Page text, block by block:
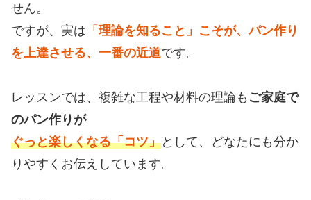
せん。
ですが、実は 「 理論を知ること」こそが、パン作り
を上達させる、一番の近道です。
レッスンでは、複雑な工程や材料の理論も ご家庭で
のパン作りが
ぐっと楽しくなる「コツ」として、どなたにも分か
りやすくお伝えしています。